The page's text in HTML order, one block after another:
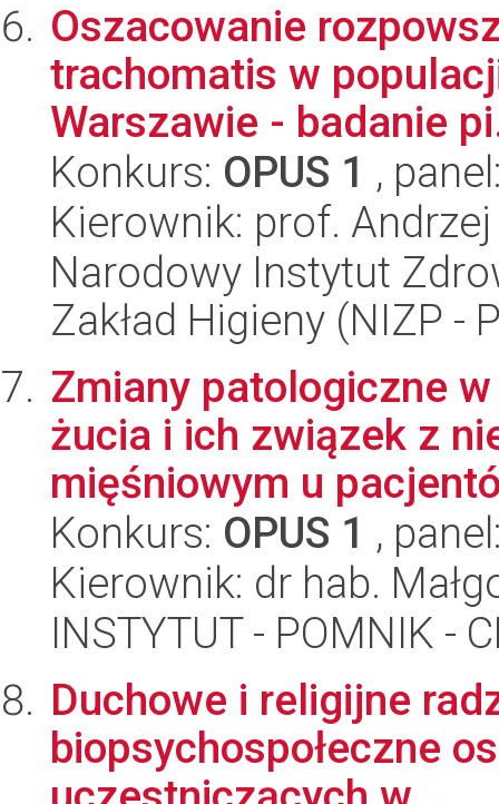
Oszacowanie
trachomatis w
Warszawie - badanie
Konkurs: OPUS 1 ,
Kierownik: prof.
Narodowy Instytut
Zakład Higieny (NIZP -
Zmiany patologiczne
żucia i ich związek z
mięśniowym u
Konkurs: OPUS 1 ,
Kierownik: dr hab.
INSTYTUT - POMNIK -
Duchowe i religijne
biopsychospołeczne